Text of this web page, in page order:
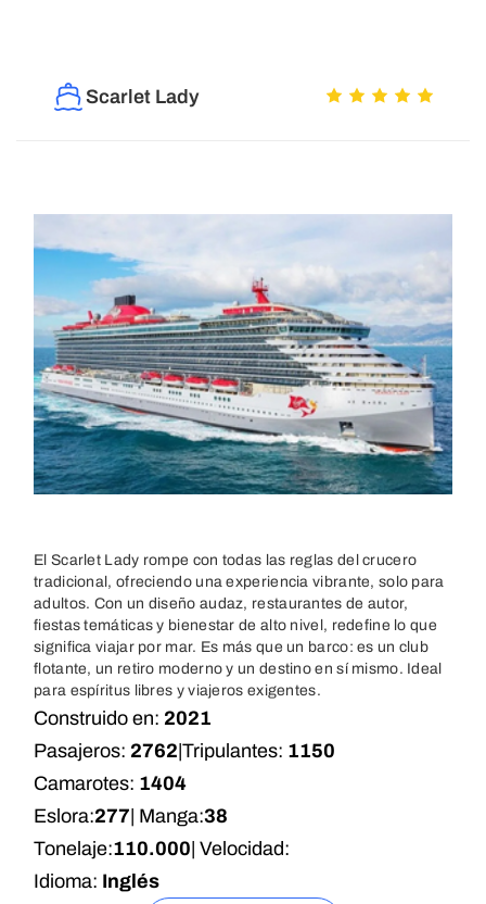
Scarlet Lady
El Scarlet Lady rompe con todas las reglas del crucero
tradicional, ofreciendo una experiencia vibrante, solo para
adultos. Con un diseño audaz, restaurantes de autor,
fiestas temáticas y bienestar de alto nivel, redefine lo que
significa viajar por mar. Es más que un barco: es un club
flotante, un retiro moderno y un destino en sí mismo. Ideal
para espíritus libres y viajeros exigentes.
Construido en: 2021
Pasajeros: 2762 Tripulantes: 1150
Camarotes: 1404
Eslora:277 | Manga:38
Tonelaje:110.000 | Velocidad:
Idioma: Inglés